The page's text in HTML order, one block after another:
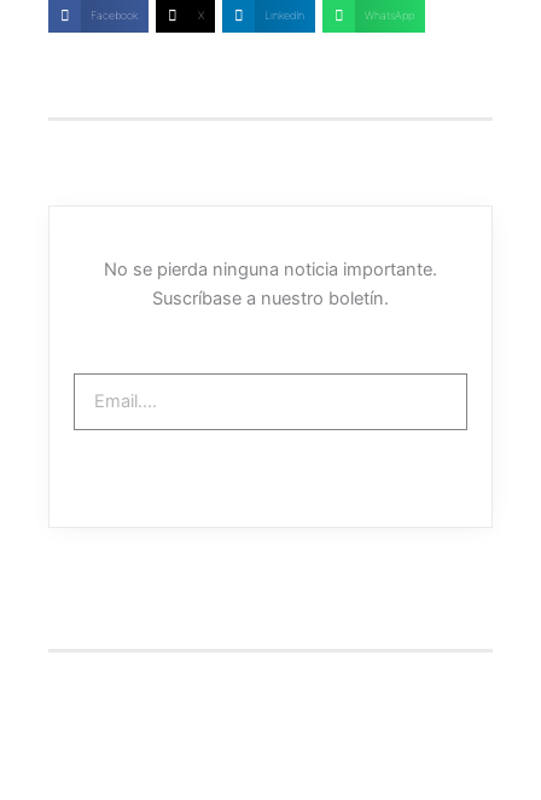
Facebook X LinkedIn WhatsApp
No se pierda ninguna noticia importante.
Suscríbase a nuestro boletín.